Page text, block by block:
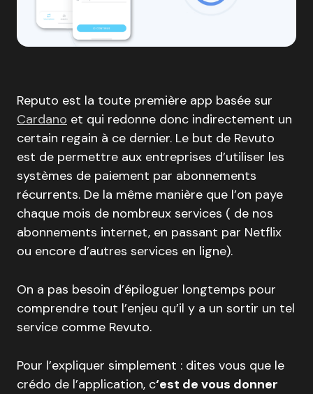
Reputo est la toute première app basée sur
Cardano et qui redonne donc indirectement un
certain regain à ce dernier. Le but de Revuto
est de permettre aux entreprises d’utiliser les
systèmes de paiement par abonnements
récurrents. De la même manière que l’on paye
chaque mois de nombreux services ( de nos
abonnements internet, en passant par Netflix
ou encore d’autres services en ligne).
On a pas besoin d’épiloguer longtemps pour
comprendre tout l’enjeu qu’il y a un sortir un tel
service comme Revuto.
Pour l’expliquer simplement : dites vous que le
crédo de l’application, c‘est de vous donner